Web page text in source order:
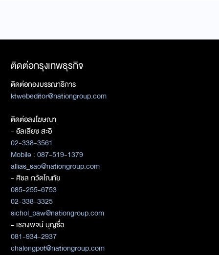
ติดต่อกรุงเทพธุรกิจ
ติดต่อกองบรรณาธิการ
ktwebeditor@nationgroup.com
ติดต่อลงโฆษณา
- อัลเลียซ สะอิ
02-338-3561
Mobile : 087-519-1379
allias_sae@nationgroup.com
- ศิชล ภวัตโณทัย
085-255-6753
02-338-3325
sichol_paw@nationgroup.com
- เชลงพจน์ บุญซื่อ
081-934-2937
chalengpot@nationgroup.com